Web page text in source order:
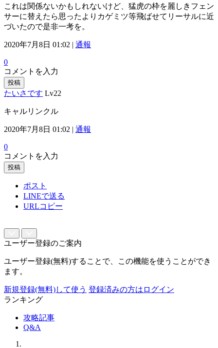
これは関係ないかもしれないけど、猛虎の枠を麗しきフェン
サーに替えたら思ったよりカゲミツ等飛ばせてリーサルに近
づいたので是非一考を。
2020年7月8日 01:02 | 通報
0
コメントを入力
投稿
たいさです Lv22
キャルリンクル
2020年7月8日 01:02 | 通報
0
コメントを入力
投稿
ポスト
LINEで送る
URLコピー
ユーザー登録のご案内
ユーザー登録(無料)することで、この機能を使うことができ
ます。
新規登録(無料)して使う 登録済みの方はログイン
ランキング
攻略記事
Q&A